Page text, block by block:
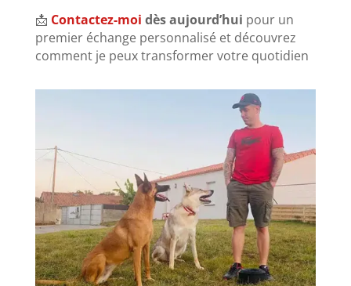
📩 Contactez-moi dès aujourd’hui pour un
premier échange personnalisé et découvrez
comment je peux transformer votre quotidien